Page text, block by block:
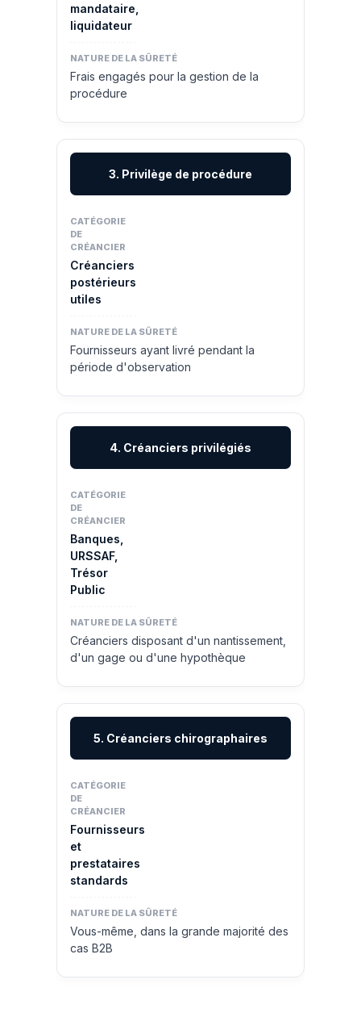
mandataire,
liquidateur
Frais engagés pour la gestion de la
procédure
3. Privilège de procédure
Créanciers
postérieurs
utiles
Fournisseurs ayant livré pendant la
période d'observation
4. Créanciers privilégiés
Banques,
URSSAF,
Trésor
Public
Créanciers disposant d'un nantissement,
d'un gage ou d'une hypothèque
5. Créanciers chirographaires
Fournisseurs
et
prestataires
standards
Vous-même, dans la grande majorité des
cas B2B